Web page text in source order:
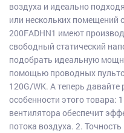
воздуха и идеально
или нескольких помещений
200FADHN1 имеют
свободный статический
подобрать идеальную
помощью проводных
120G/WK. А теперь
особенности этого товара:
вентилятора обеспечит
потока воздуха. 2.